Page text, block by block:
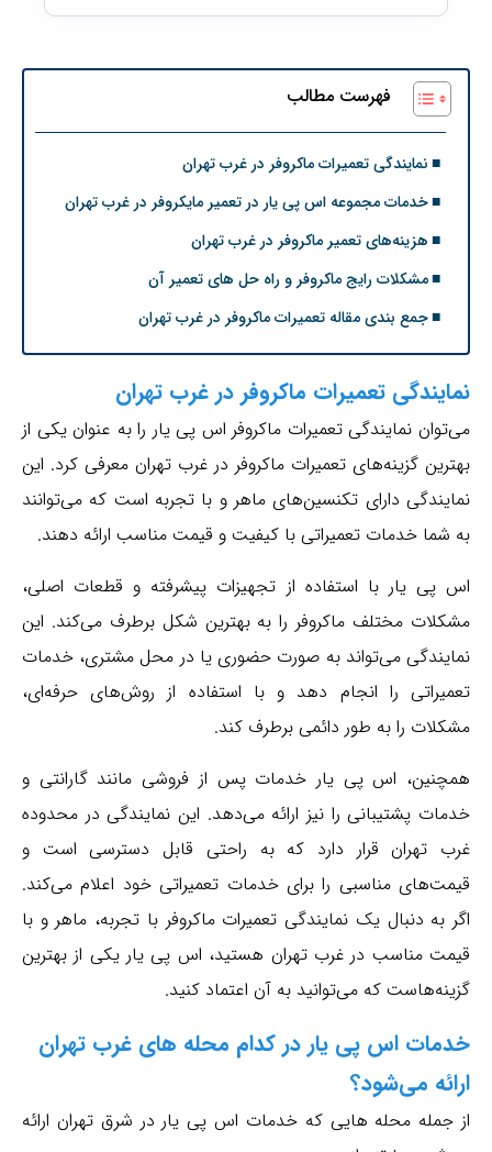
فهرست مطالب
نمایندگی تعمیرات ماکروفر در غرب تهران
خدمات مجموعه اس پی یار در تعمیر مایکروفر در غرب تهران
هزینه‌های تعمیر ماکروفر در غرب تهران
مشکلات رایج ماکروفر و راه حل های تعمیر آن
جمع بندی مقاله تعمیرات ماکروفر در غرب تهران
نمایندگی تعمیرات ماکروفر در غرب تهران
می‌توان نمایندگی تعمیرات ماکروفر اس پی یار را به عنوان یکی از
بهترین گزینه‌های تعمیرات ماکروفر در غرب تهران معرفی کرد. این
نمایندگی دارای تکنسین‌های ماهر و با تجربه است که می‌توانند
به شما خدمات تعمیراتی با کیفیت و قیمت مناسب ارائه دهند.
اس پی یار با استفاده از تجهیزات پیشرفته و قطعات اصلی،
مشکلات مختلف ماکروفر را به بهترین شکل برطرف می‌کند. این
نمایندگی می‌تواند به صورت حضوری یا در محل مشتری، خدمات
تعمیراتی را انجام دهد و با استفاده از روش‌های حرفه‌ای،
مشکلات را به طور دائمی برطرف کند.
همچنین، اس پی یار خدمات پس از فروشی مانند گارانتی و
خدمات پشتیبانی را نیز ارائه می‌دهد. این نمایندگی در محدوده
غرب تهران قرار دارد که به راحتی قابل دسترسی است و
قیمت‌های مناسبی را برای خدمات تعمیراتی خود اعلام می‌کند.
اگر به دنبال یک نمایندگی تعمیرات ماکروفر با تجربه، ماهر و با
قیمت مناسب در غرب تهران هستید، اس پی یار یکی از بهترین
گزینه‌هاست که می‌توانید به آن اعتماد کنید.
خدمات اس پی یار در کدام محله های غرب تهران
ارائه می‌شود؟
از جمله محله هایی که خدمات اس پی یار در شرق تهران ارائه